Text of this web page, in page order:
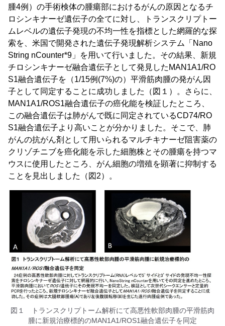
腫4例）の手術検体の腫瘍部におけるがんの原因となるチ
ロシンキナーゼ遺伝子の全てに対し、トランスクリプトー
ムレベルの遺伝子発現の不均一性を指標とした網羅的な探
索を、米国で開発された遺伝子発現解析システム「Nano
String nCounter*9」を用いて行いました。その結果、新規
チロシンキナーゼ融合遺伝子として発見したMAN1A1/RO
S1融合遺伝子を（1/15例(7%)の）平滑筋肉腫の発がん因
子として同定することに成功しました（図１）。さらに、
MAN1A1/ROS1融合遺伝子の癌化能を検証したところ、
この融合遺伝子は肺がんで既に同定されているCD74/RO
S1融合遺伝子より高いことが分かりました。そこで、肺
がんの抗がん剤として用いられるマルチキナーゼ阻害薬の
クリゾチニブを癌化能を示した細胞株とその腫瘍を持つマ
ウスに使用したところ、がん細胞の増殖を顕著に抑制する
ことを見出しました（図2）。
図１ トランスクリプトーム解析にて高悪性軟部肉腫の平滑筋肉
腫に新規治療標的のMAN1A1/ROS1融合遺伝子を同定